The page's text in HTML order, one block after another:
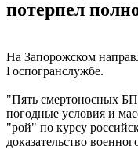
потерпел
На Запорожском
Госпогранслужбе.
"Пять смертоносных
погодные условия и
"рой" по курсу
доказательство